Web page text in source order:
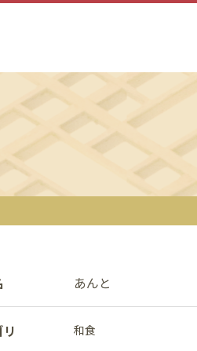
あんと
Rinto
あんと
和食